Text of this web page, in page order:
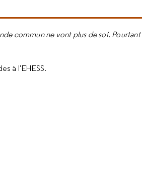
commun ne vont plus de soi. Pourtant
à l’EHESS.